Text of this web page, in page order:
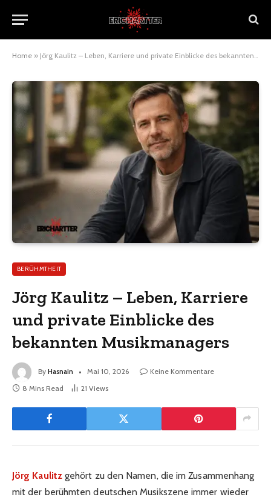
Home » Jörg Kaulitz – Leben, Karriere und private Einblicke des bekannten Musikmanagers
BERÜHMTHEIT
Jörg Kaulitz – Leben, Karriere
und private Einblicke des
bekannten Musikmanagers
By Hasnain Mai 10, 2026
Keine Kommentare
8 Mins Read
21 Views
Jörg Kaulitzgehört zu den Namen, die im Zusammenhang
mit der berühmten deutschen Musikszene immer wieder